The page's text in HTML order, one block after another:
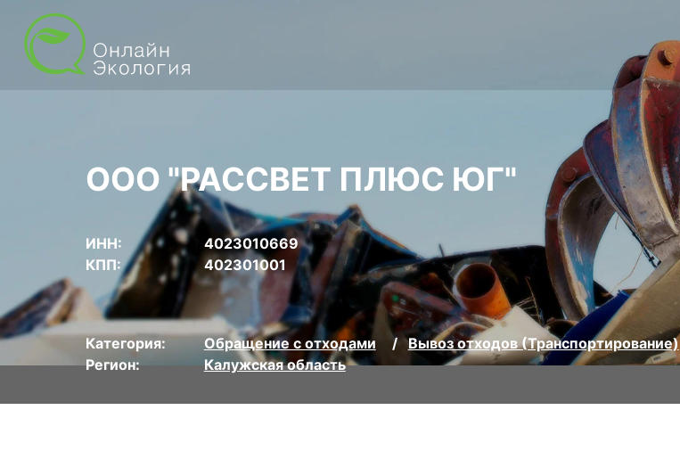
ООО "РАССВЕТ ПЛЮС ЮГ"
ИНН:
4023010669
КПП:
402301001
Категория: Обращение с отходами
Вывоз отходов (Транспортирование)
Регион:
Калужская область